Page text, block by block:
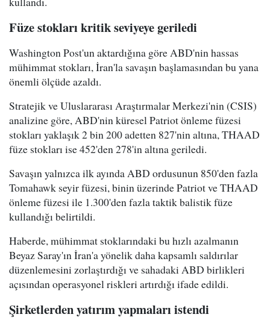
Füze stokları kritik seviyeye geriledi
Washington Post'un aktardığına göre ABD'nin hassas
mühimmat stokları, İran'la savaşın başlamasından bu yana
önemli ölçüde azaldı.
Stratejik ve Uluslararası Araştırmalar Merkezi'nin (CSIS)
analizine göre, ABD'nin küresel Patriot önleme füzesi
stokları yaklaşık 2 bin 200 adetten 827'nin altına, THAAD
füze stokları ise 452'den 278'in altına geriledi.
Savaşın yalnızca ilk ayında ABD ordusunun 850'den fazla
Tomahawk seyir füzesi, binin üzerinde Patriot ve THAAD
önleme füzesi ile 1.300'den fazla taktik balistik füze
kullandığı belirtildi.
Haberde, mühimmat stoklarındaki bu hızlı azalmanın
Beyaz Saray'ın İran'a yönelik daha kapsamlı saldırılar
düzenlemesini zorlaştırdığı ve sahadaki ABD birlikleri
açısından operasyonel riskleri artırdığı ifade edildi.
Şirketlerden yatırım yapmaları istendi